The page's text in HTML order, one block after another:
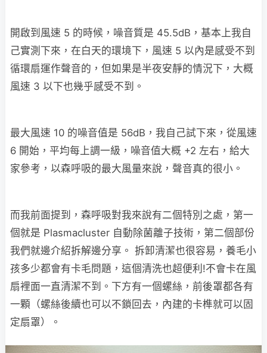
開啟到風速 5 的時候，噪音質是 45.5dB，基本上我自
己實測下來，在白天的環境下，風速 5 以內是感受不到
循環扇運作聲音的，但如果是半夜安靜的情況下，大概
風速 3 以下也幾乎感受不到。
最大風速 10 的噪音值是 56dB，我自己試下來，從風速
6 開始，平均每上調一級，噪音值大概 +2 左右，給大
家參考，以森呼吸的最大風量來說，聲音真的很小。
而我前面提到，森呼吸對我來說有二個特別之處，第一
個就是 Plasmacluster 自動除菌離子技術，第二個部份
我們就邊介紹拆解邊分享。 拆卸清潔也很容易，養毛小
孩多少都會有卡毛問題，這個清洗也超便利!不會卡在風
扇裡面一直清潔不到。下方有一個螺絲，前後罩都各有
一顆（螺絲後續也可以不鎖回去，內建的卡榫就可以固
定扇罩）。